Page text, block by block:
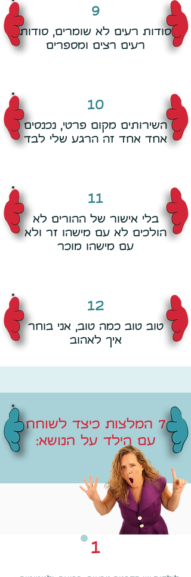
9
סודות רעים לא שומרים, סודות
רעים רצים ומספרים
10
השירותים מקום פרטי, נכנסים
אחד אחד זה הרגע שלי לבד
11
בלי אישור של ההורים לא
הולכים לא עם מישהו זר ולא
עם מישהו מוכר
12
טוב טוב כמה טוב, אני בוחר
איך לאהוב
7 המלצות כיצד לשוחח
עם הילד על הנושא:
1